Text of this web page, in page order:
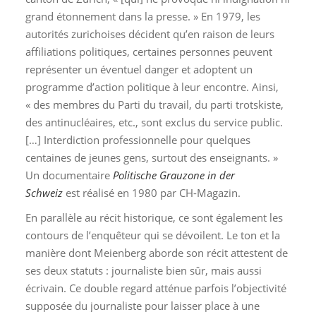
grand étonnement dans la presse. » En 1979, les
autorités zurichoises décident qu’en raison de leurs
affiliations politiques, certaines personnes peuvent
représenter un éventuel danger et adoptent un
programme d’action politique à leur encontre. Ainsi,
« des membres du Parti du travail, du parti trotskiste,
des antinucléaires, etc., sont exclus du service public.
[…] Interdiction professionnelle pour quelques
centaines de jeunes gens, surtout des enseignants. »
Un documentaire Politische Grauzone in der
Schweizest réalisé en 1980 par CH-Magazin.
En parallèle au récit historique, ce sont également les
contours de l’enquêteur qui se dévoilent. Le ton et la
manière dont Meienberg aborde son récit attestent de
ses deux statuts : journaliste bien sûr, mais aussi
écrivain. Ce double regard atténue parfois l’objectivité
supposée du journaliste pour laisser place à une